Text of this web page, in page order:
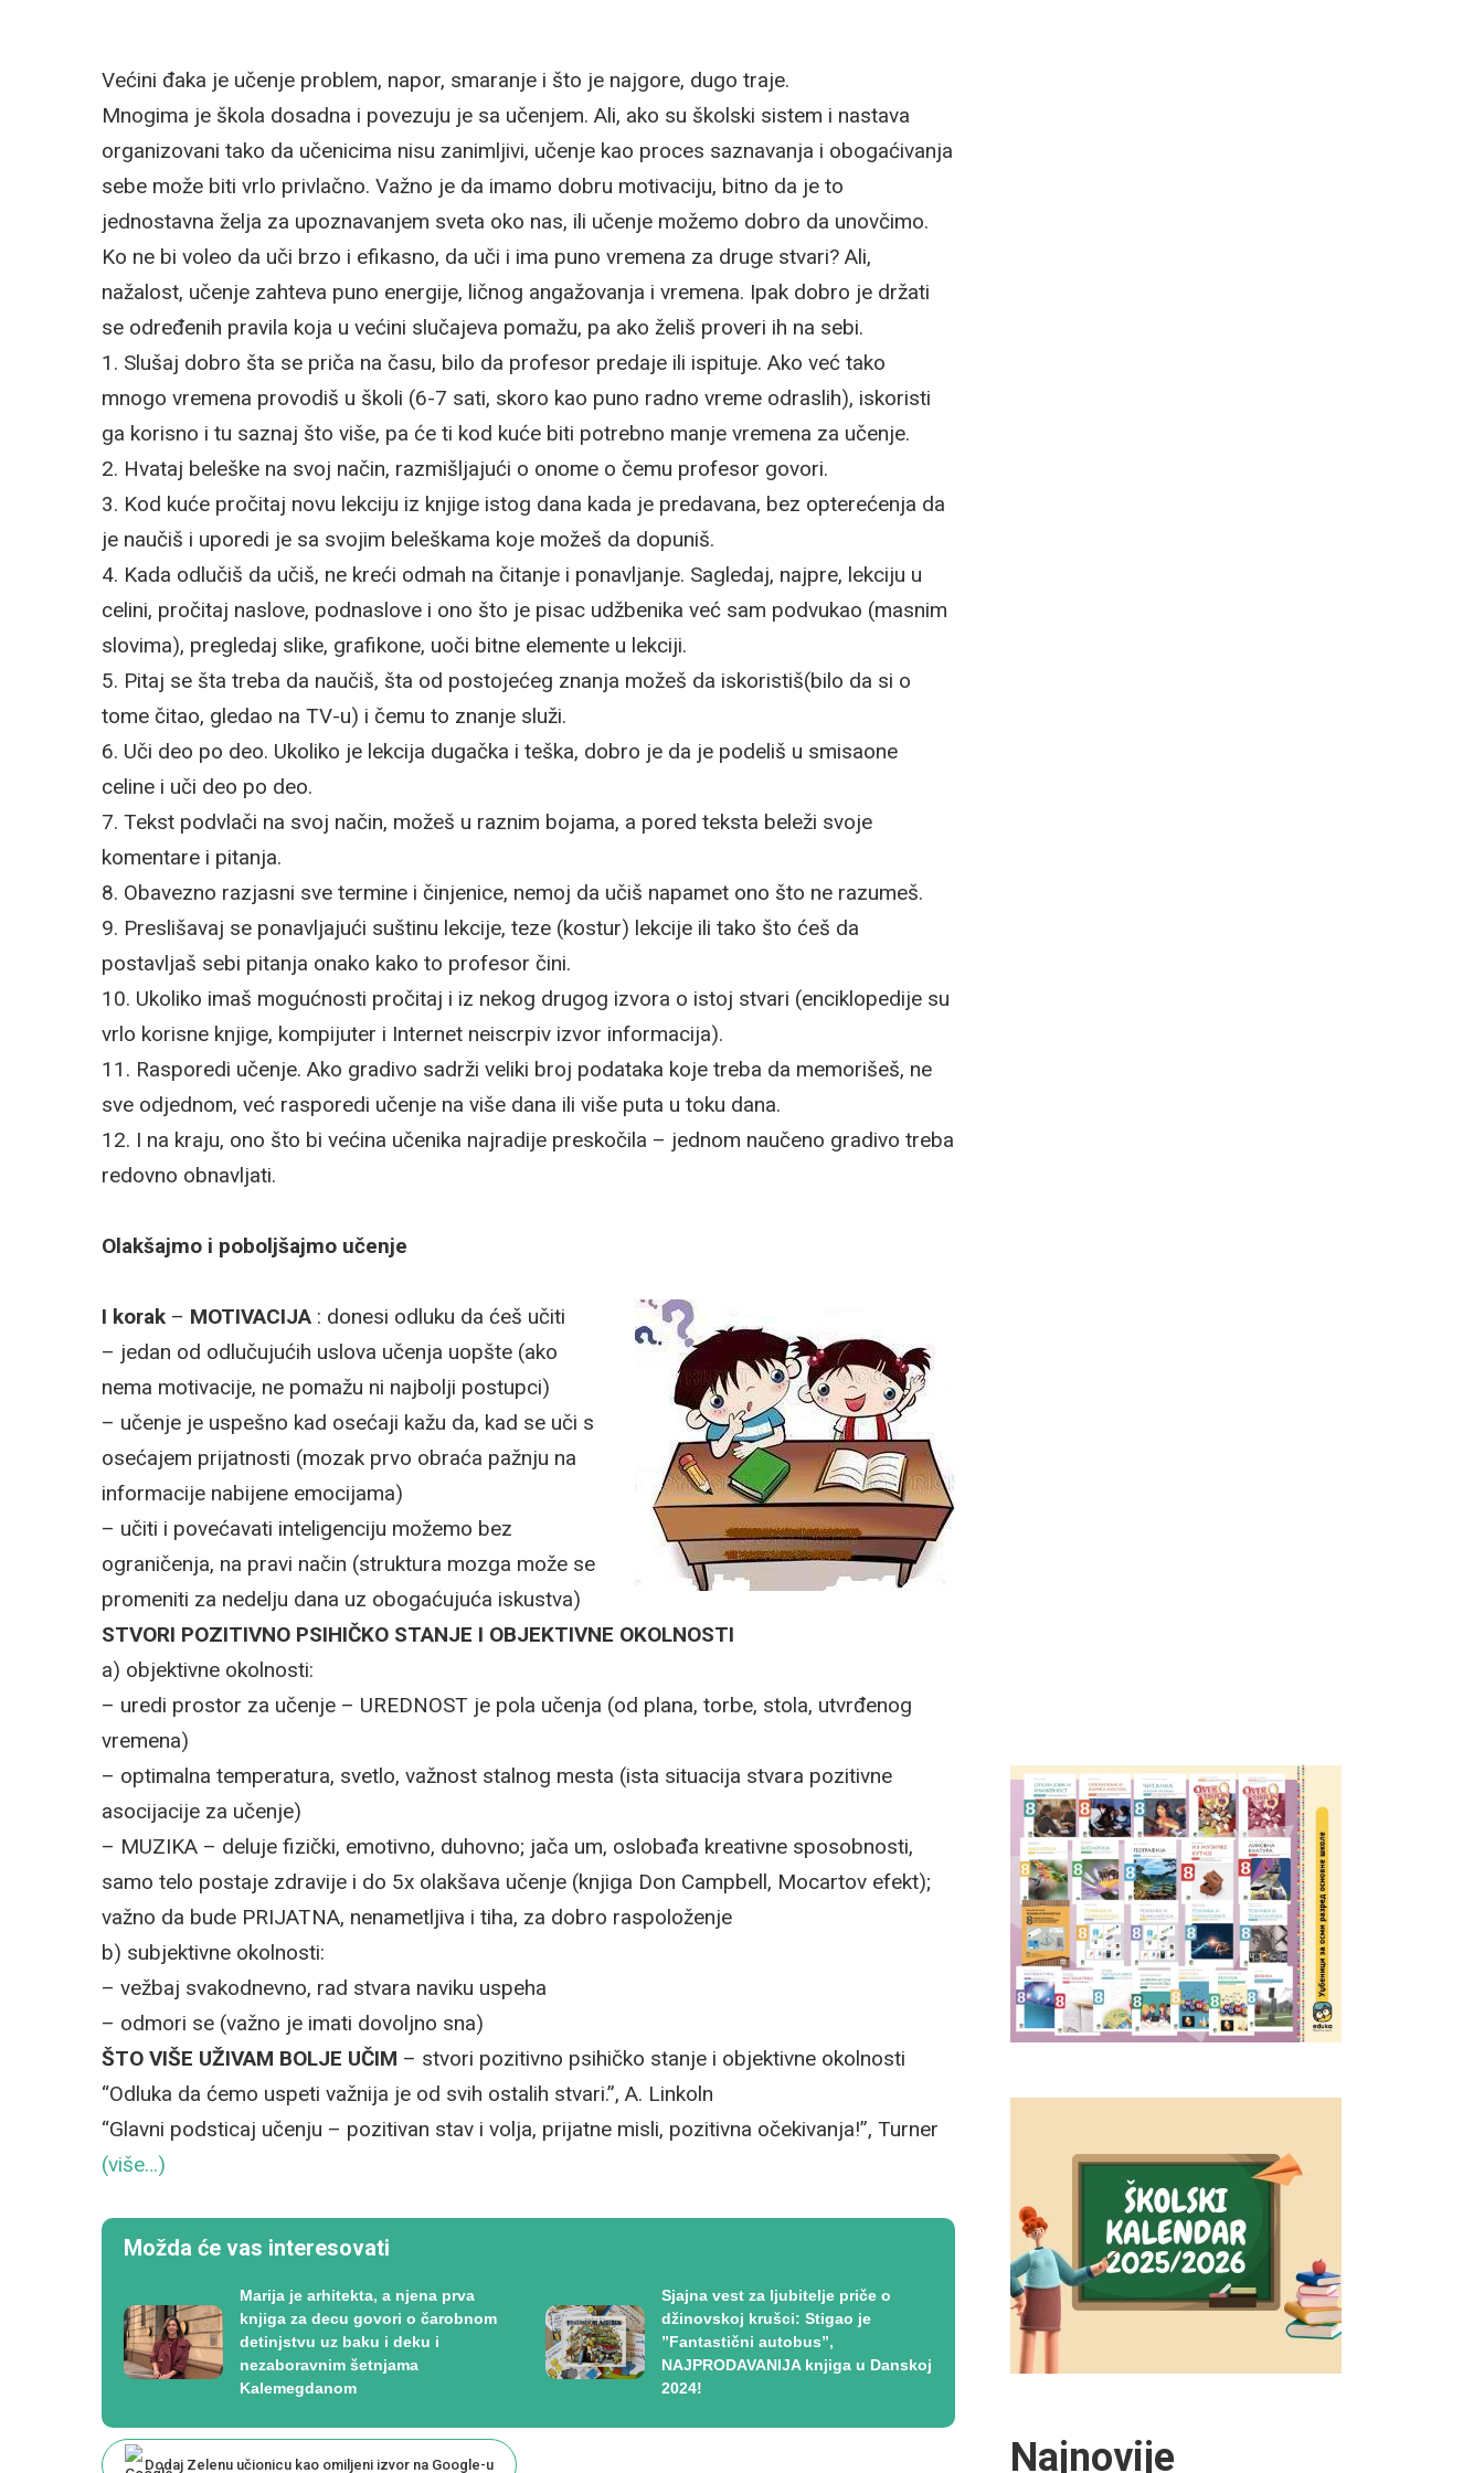
Većini đaka je učenje problem, napor, smaranje i što je najgore, dugo traje.
Mnogima je škola dosadna i povezuju je sa učenjem. Ali, ako su školski sistem i nastava
organizovani tako da učenicima nisu zanimljivi, učenje kao proces saznavanja i obogaćivanja
sebe može biti vrlo privlačno. Važno je da imamo dobru motivaciju, bitno da je to
jednostavna želja za upoznavanjem sveta oko nas, ili učenje možemo dobro da unovčimo.
Ko ne bi voleo da uči brzo i efikasno, da uči i ima puno vremena za druge stvari? Ali,
nažalost, učenje zahteva puno energije, ličnog angažovanja i vremena. Ipak dobro je držati
se određenih pravila koja u većini slučajeva pomažu, pa ako želiš proveri ih na sebi.
1. Slušaj dobro šta se priča na času, bilo da profesor predaje ili ispituje. Ako već tako
mnogo vremena provodiš u školi (6-7 sati, skoro kao puno radno vreme odraslih), iskoristi
ga korisno i tu saznaj što više, pa će ti kod kuće biti potrebno manje vremena za učenje.
2. Hvataj beleške na svoj način, razmišljajući o onome o čemu profesor govori.
3. Kod kuće pročitaj novu lekciju iz knjige istog dana kada je predavana, bez opterećenja da
je naučiš i uporedi je sa svojim beleškama koje možeš da dopuniš.
4. Kada odlučiš da učiš, ne kreći odmah na čitanje i ponavljanje. Sagledaj, najpre, lekciju u
celini, pročitaj naslove, podnaslove i ono što je pisac udžbenika već sam podvukao (masnim
slovima), pregledaj slike, grafikone, uoči bitne elemente u lekciji.
5. Pitaj se šta treba da naučiš, šta od postojećeg znanja možeš da iskoristiš(bilo da si o
tome čitao, gledao na TV-u) i čemu to znanje služi.
6. Uči deo po deo. Ukoliko je lekcija dugačka i teška, dobro je da je podeliš u smisaone
celine i uči deo po deo.
7. Tekst podvlači na svoj način, možeš u raznim bojama, a pored teksta beleži svoje
komentare i pitanja.
8. Obavezno razjasni sve termine i činjenice, nemoj da učiš napamet ono što ne razumeš.
9. Preslišavaj se ponavljajući suštinu lekcije, teze (kostur) lekcije ili tako što ćeš da
postavljaš sebi pitanja onako kako to profesor čini.
10. Ukoliko imaš mogućnosti pročitaj i iz nekog drugog izvora o istoj stvari (enciklopedije su
vrlo korisne knjige, kompijuter i Internet neiscrpiv izvor informacija).
11. Rasporedi učenje. Ako gradivo sadrži veliki broj podataka koje treba da memorišeš, ne
sve odjednom, već rasporedi učenje na više dana ili više puta u toku dana.
12. I na kraju, ono što bi većina učenika najradije preskočila – jednom naučeno gradivo treba
redovno obnavljati.
Olakšajmo i poboljšajmo učenje
I korak – MOTIVACIJA : donesi odluku da ćeš učiti
– jedan od odlučujućih uslova učenja uopšte (ako
nema motivacije, ne pomažu ni najbolji postupci)
– učenje je uspešno kad osećaji kažu da, kad se uči s
osećajem prijatnosti (mozak prvo obraća pažnju na
informacije nabijene emocijama)
– učiti i povećavati inteligenciju možemo bez
ograničenja, na pravi način (struktura mozga može se
promeniti za nedelju dana uz obogaćujuća iskustva)
STVORI POZITIVNO PSIHIČKO STANJE I OBJEKTIVNE OKOLNOSTI
a) objektivne okolnosti:
– uredi prostor za učenje – UREDNOST je pola učenja (od plana, torbe, stola, utvrđenog
vremena)
– optimalna temperatura, svetlo, važnost stalnog mesta (ista situacija stvara pozitivne
asocijacije za učenje)
– MUZIKA – deluje fizički, emotivno, duhovno; jača um, oslobađa kreativne sposobnosti,
samo telo postaje zdravije i do 5x olakšava učenje (knjiga Don Campbell, Mocartov efekt);
važno da bude PRIJATNA, nenametljiva i tiha, za dobro raspoloženje
b) subjektivne okolnosti:
– vežbaj svakodnevno, rad stvara naviku uspeha
– odmori se (važno je imati dovoljno sna)
ŠTO VIŠE UŽIVAM BOLJE UČIM – stvori pozitivno psihičko stanje i objektivne okolnosti
“Odluka da ćemo uspeti važnija je od svih ostalih stvari.”, A. Linkoln
“Glavni podsticaj učenju – pozitivan stav i volja, prijatne misli, pozitivna očekivanja!”, Turner
(više…)
Možda će vas interesovati
Marija je arhitekta, a njena prva
knjiga za decu govori o čarobnom
detinjstvu uz baku i deku i
nezaboravnim šetnjama
Kalemegdanom
Sjajna vest za ljubitelje priče o
džinovskoj krušci: Stigao je
”Fantastični autobus”,
NAJPRODAVANIJA knjiga u Danskoj
2024!
Dodaj Zelenu učionicu kao omiljeni izvor na Google-u Najnovije